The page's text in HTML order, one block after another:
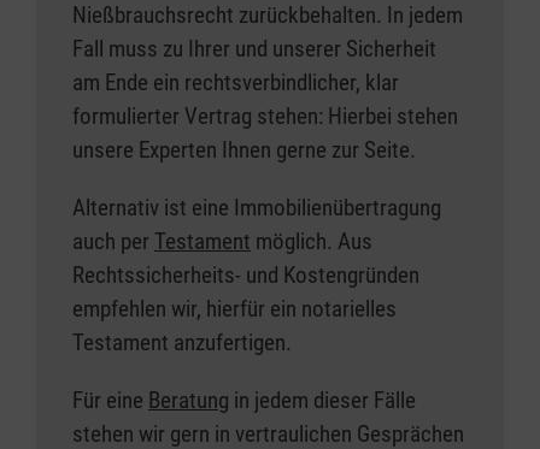
Nießbrauchsrecht zurückbehalten. In jedem
Fall muss zu Ihrer und unserer Sicherheit
am Ende ein rechtsverbindlicher, klar
formulierter Vertrag stehen: Hierbei stehen
unsere Experten Ihnen gerne zur Seite.
Alternativ ist eine Immobilienübertragung
auch per Testament möglich. Aus
Rechtssicherheits- und Kostengründen
empfehlen wir, hierfür ein notarielles
Testament anzufertigen.
Für eine Beratung in jedem dieser Fälle
stehen wir gern in vertraulichen Gesprächen